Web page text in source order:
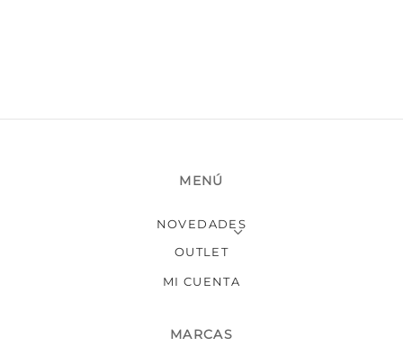
MENÚ
NOVEDADES
OUTLET
MI CUENTA
MARCAS